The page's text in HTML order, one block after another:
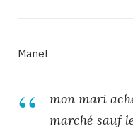
Manel
mon mari
marché sauf